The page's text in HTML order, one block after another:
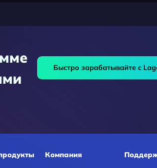
Быстро зарабатывайте с
Компания